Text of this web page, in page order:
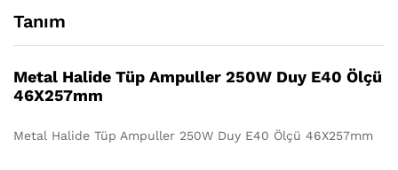
Tanım
Metal Halide Tüp Ampuller 250W Duy E40 Ölçü
46X257mm
Metal Halide Tüp Ampuller 250W Duy E40 Ölçü 46X257mm